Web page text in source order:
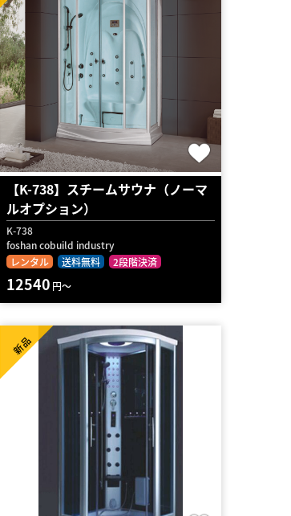
【K-738】スチームサウナ（ノーマ
ルオプション）
K-738
foshan cobuild industry
レンタル
送料無料 2段階決済
12540 円～
新品